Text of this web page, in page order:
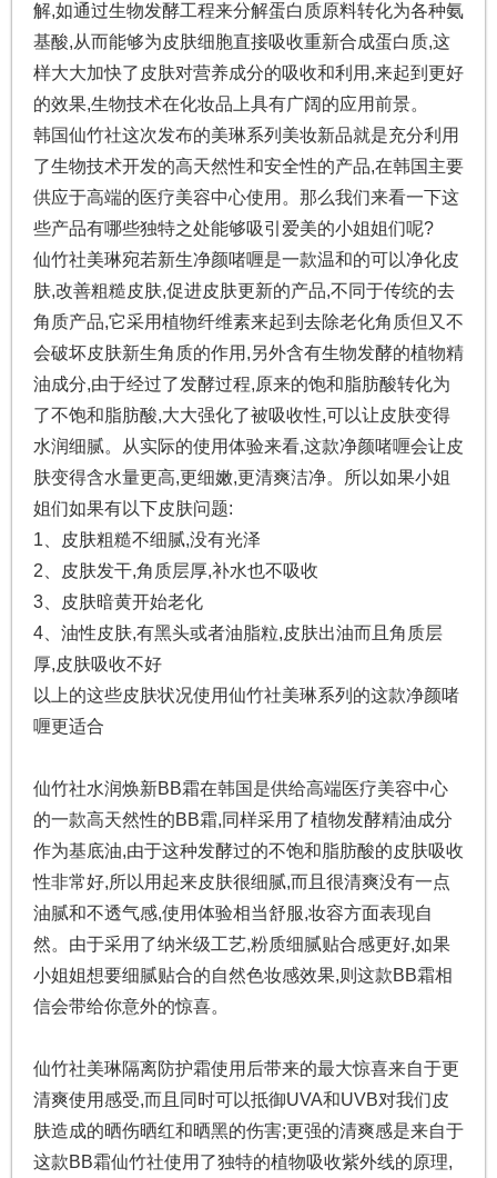
解,如通过生物发酵工程来分解蛋白质原料转化为各种氨
基酸,从而能够为皮肤细胞直接吸收重新合成蛋白质,这
样大大加快了皮肤对营养成分的吸收和利用,来起到更好
的效果,生物技术在化妆品上具有广阔的应用前景。
韩国仙竹社这次发布的美琳系列美妆新品就是充分利用
了生物技术开发的高天然性和安全性的产品,在韩国主要
供应于高端的医疗美容中心使用。那么我们来看一下这
些产品有哪些独特之处能够吸引爱美的小姐姐们呢?
仙竹社美琳宛若新生净颜啫喱是一款温和的可以净化皮
肤,改善粗糙皮肤,促进皮肤更新的产品,不同于传统的去
角质产品,它采用植物纤维素来起到去除老化角质但又不
会破坏皮肤新生角质的作用,另外含有生物发酵的植物精
油成分,由于经过了发酵过程,原来的饱和脂肪酸转化为
了不饱和脂肪酸,大大强化了被吸收性,可以让皮肤变得
水润细腻。从实际的使用体验来看,这款净颜啫喱会让皮
肤变得含水量更高,更细嫩,更清爽洁净。所以如果小姐
姐们如果有以下皮肤问题:
1、皮肤粗糙不细腻,没有光泽
2、皮肤发干,角质层厚,补水也不吸收
3、皮肤暗黄开始老化
4、油性皮肤,有黑头或者油脂粒,皮肤出油而且角质层
厚,皮肤吸收不好
以上的这些皮肤状况使用仙竹社美琳系列的这款净颜啫
喱更适合
仙竹社水润焕新BB霜在韩国是供给高端医疗美容中心
的一款高天然性的BB霜,同样采用了植物发酵精油成分
作为基底油,由于这种发酵过的不饱和脂肪酸的皮肤吸收
性非常好,所以用起来皮肤很细腻,而且很清爽没有一点
油腻和不透气感,使用体验相当舒服,妆容方面表现自
然。由于采用了纳米级工艺,粉质细腻贴合感更好,如果
小姐姐想要细腻贴合的自然色妆感效果,则这款BB霜相
信会带给你意外的惊喜。
仙竹社美琳隔离防护霜使用后带来的最大惊喜来自于更
清爽使用感受,而且同时可以抵御UVA和UVB对我们皮
肤造成的晒伤晒红和晒黑的伤害;更强的清爽感是来自于
这款BB霜仙竹社使用了独特的植物吸收紫外线的原理,